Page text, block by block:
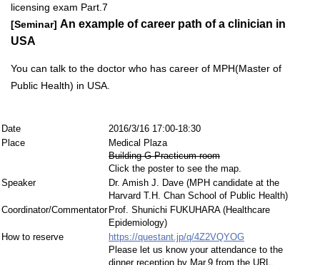
licensing exam Part.7
[Seminar] An example of career path of a clinician in
USA
You can talk to the doctor who has career of MPH(Master of
Public Health) in USA.
Date
2016/3/16 17:00-18:30
Place
Medical Plaza
Building G Practicum room
Click the poster to see the map.
Speaker
Dr. Amish J. Dave (MPH candidate at the
Harvard T.H. Chan School of Public Health)
Coordinator/Commentator Prof. Shunichi FUKUHARA (Healthcare
Epidemiology)
How to reserve
https://questant.jp/q/4Z2VQYOG
Please let us know your attendance to the
dinner reception by Mar.9 from the URL.